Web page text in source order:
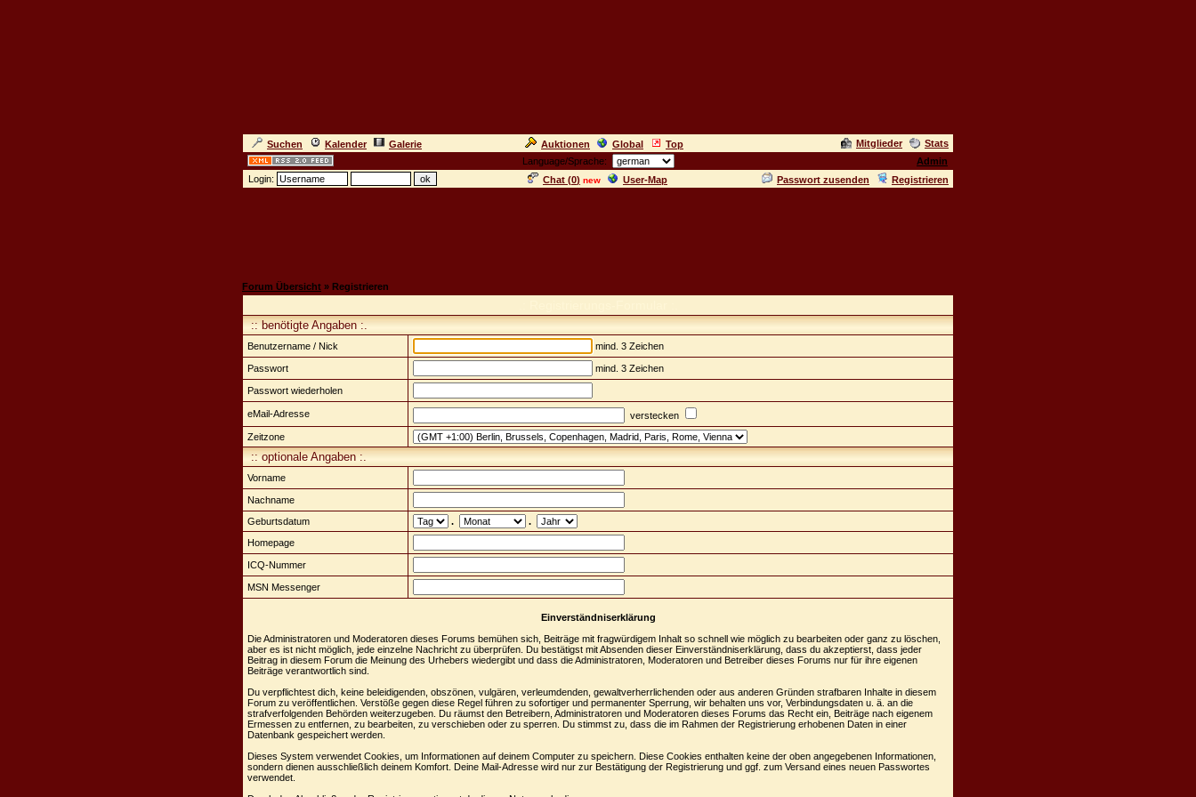
Suchen Kalender Galerie Auktionen Global Top Mitglieder
Stats
Language/Sprache:
Admin
Login:
Chat (0) new User-Map Passwort zusenden Registrieren
Forum Übersicht » Registrieren
:: benötigte Angaben :.
Benutzername / Nick mind. 3 Zeichen
Passwort mind. 3 Zeichen
Passwort wiederholen
eMail-Adresse
verstecken
Zeitzone
:: optionale Angaben :.
Vorname
Nachname
Geburtsdatum
.
.
Homepage
ICQ-Nummer
MSN Messenger
Einverständniserklärung
Die Administratoren und Moderatoren dieses Forums bemühen sich, Beiträge mit fragwürdigem Inhalt so schnell wie möglich zu bearbeiten oder ganz zu löschen,
aber es ist nicht möglich, jede einzelne Nachricht zu überprüfen. Du bestätigst mit Absenden dieser Einverständniserklärung, dass du akzeptierst, dass jeder
Beitrag in diesem Forum die Meinung des Urhebers wiedergibt und dass die Administratoren, Moderatoren und Betreiber dieses Forums nur für ihre eigenen
Beiträge verantwortlich sind.
Du verpflichtest dich, keine beleidigenden, obszönen, vulgären, verleumdenden, gewaltverherrlichenden oder aus anderen Gründen strafbaren Inhalte in diesem
Forum zu veröffentlichen. Verstöße gegen diese Regel führen zu sofortiger und permanenter Sperrung, wir behalten uns vor, Verbindungsdaten u. ä. an die
strafverfolgenden Behörden weiterzugeben. Du räumst den Betreibern, Administratoren und Moderatoren dieses Forums das Recht ein, Beiträge nach eigenem
Ermessen zu entfernen, zu bearbeiten, zu verschieben oder zu sperren. Du stimmst zu, dass die im Rahmen der Registrierung erhobenen Daten in einer
Datenbank gespeichert werden.
Dieses System verwendet Cookies, um Informationen auf deinem Computer zu speichern. Diese Cookies enthalten keine der oben angegebenen Informationen,
sondern dienen ausschließlich deinem Komfort. Deine Mail-Adresse wird nur zur Bestätigung der Registrierung und ggf. zum Versand eines neuen Passwortes
verwendet.